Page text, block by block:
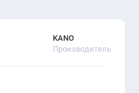
KANO
Производитель